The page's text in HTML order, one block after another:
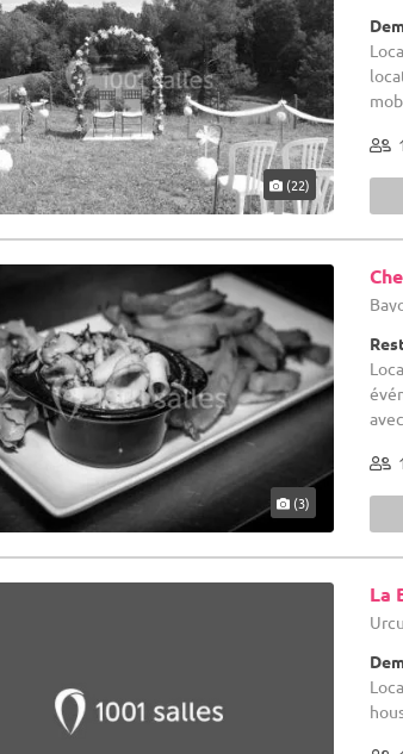
(22)
(3)
La